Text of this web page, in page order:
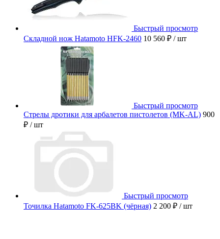
Быстрый просмотр
Складной нож Hatamoto HFK-2460 10 560 ₽ / шт
Быстрый просмотр
Стрелы дротики для арбалетов пистолетов (MK-AL) 900
₽ / шт
Быстрый просмотр
Точилка Hatamoto FK-625BK (чёрная) 2 200 ₽ / шт